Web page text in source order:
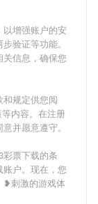
增强账户的安
验证等功能。
信息，确保您
规定供您阅
内容。在注册
并愿意遵守。
票下载的条
户。现在，您
❥刺激的游戏体